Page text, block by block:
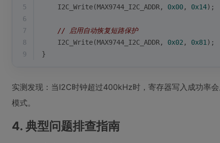
5
    I2C_Write(MAX9744_I2C_ADDR,
0x00, 0x14);
6
7
// 启用自动恢复短路保护
8
    I2C_Write(MAX9744_I2C_ADDR,
0x02 , 0x81 );
9
}
实测发现：当I2C时钟超过400kHz时，寄存器写入成功率
模式。
4. 典型问题排查指南